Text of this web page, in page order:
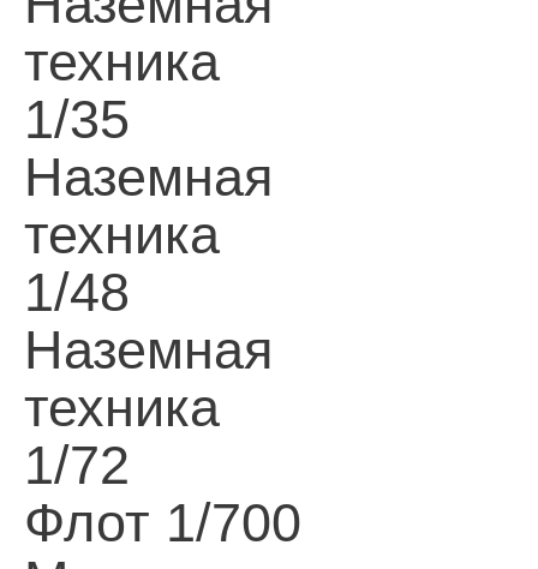
техника
1/35
Наземная
техника
1/48
Наземная
техника
1/72
Флот 1/700